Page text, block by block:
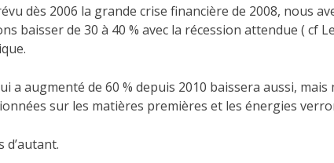
dès 2006 la grande crise financière de 2008, nous
baisser de 30 à 40 % avec la récession attendue ( cf
a augmenté de 60 % depuis 2010 baissera aussi,
sur les matières premières et les énergies
d’autant.